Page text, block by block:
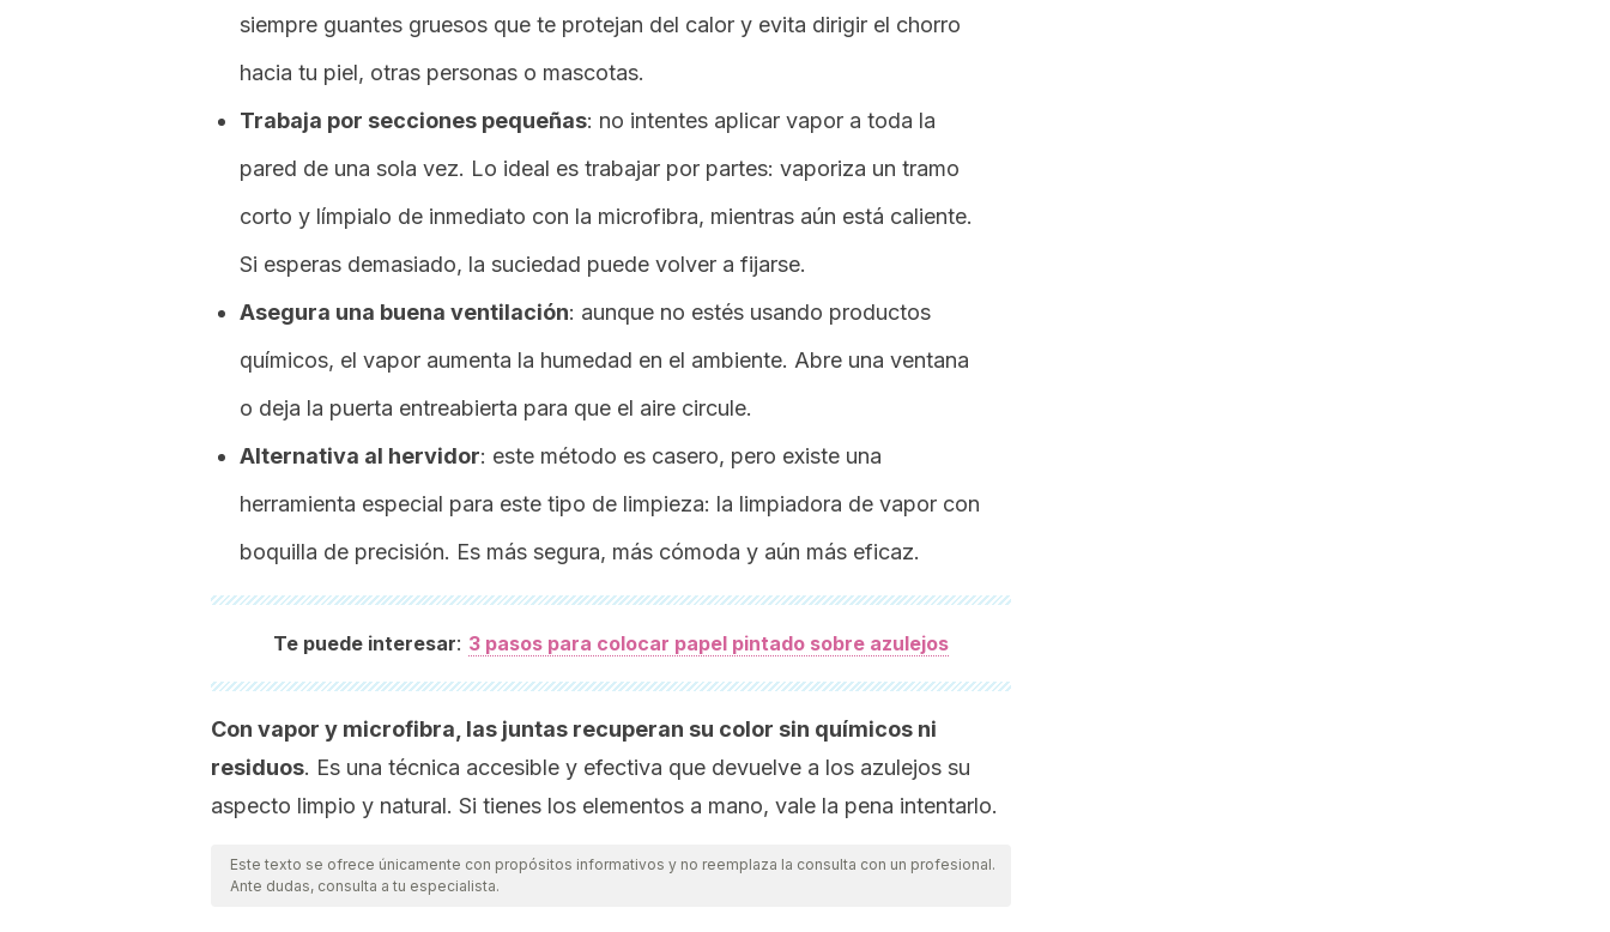
siempre guantes gruesos que te protejan del calor y evita dirigir el chorro
hacia tu piel, otras personas o mascotas.
Trabaja por secciones pequeñas: no intentes aplicar vapor a toda la
pared de una sola vez. Lo ideal es trabajar por partes: vaporiza un tramo
corto y límpialo de inmediato con la microfibra, mientras aún está caliente.
Si esperas demasiado, la suciedad puede volver a fijarse.
Asegura una buena ventilación: aunque no estés usando productos
químicos, el vapor aumenta la humedad en el ambiente. Abre una ventana
o deja la puerta entreabierta para que el aire circule.
Alternativa al hervidor: este método es casero, pero existe una
herramienta especial para este tipo de limpieza: la limpiadora de vapor con
boquilla de precisión. Es más segura, más cómoda y aún más eficaz.
Te puede interesar: 3 pasos para colocar papel pintado sobre azulejos
Con vapor y microfibra, las juntas recuperan su color sin químicos ni
residuos. Es una técnica accesible y efectiva que devuelve a los azulejos su
aspecto limpio y natural. Si tienes los elementos a mano, vale la pena intentarlo.
Este texto se ofrece únicamente con propósitos informativos y no reemplaza la consulta con un profesional.
Ante dudas, consulta a tu especialista.